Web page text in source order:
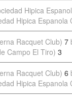
Hipica
Hipica Espanola
Racquet Club) 7
Campo El Tiro) 3
Racquet Club) 6
Hipica Espanola